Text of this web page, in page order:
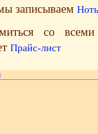
записываем
со
Прайс-лист